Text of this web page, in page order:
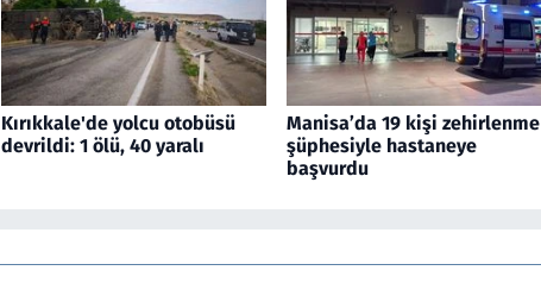
Kırıkkale'de yolcu otobüsü
devrildi: 1 ölü, 40 yaralı
Manisa’da 19 kişi zehirlenme
şüphesiyle hastaneye
başvurdu